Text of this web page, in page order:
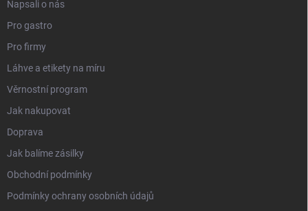
Napsali o nás
Pro gastro
Pro firmy
Láhve a etikety na míru
Věrnostní program
Jak nakupovat
Doprava
Jak balíme zásilky
Obchodní podmínky
Podmínky ochrany osobních údajů